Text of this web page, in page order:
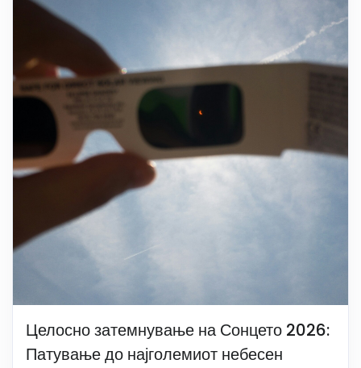
Целосно затемнување на Сонцето 2026:
Патување до најголемиот небесен